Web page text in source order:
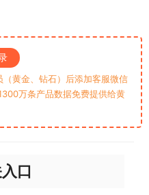
黄金、钻石）后添加客服微信
万条产品数据免费提供给黄
口